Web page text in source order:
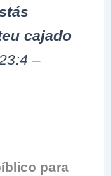
cajado
–
para